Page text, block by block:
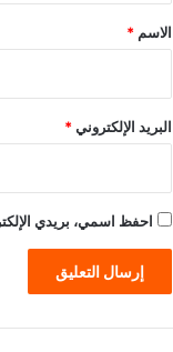
*
الاسم *
البريد الإلكتروني*
احفظ اسمي، بريدي